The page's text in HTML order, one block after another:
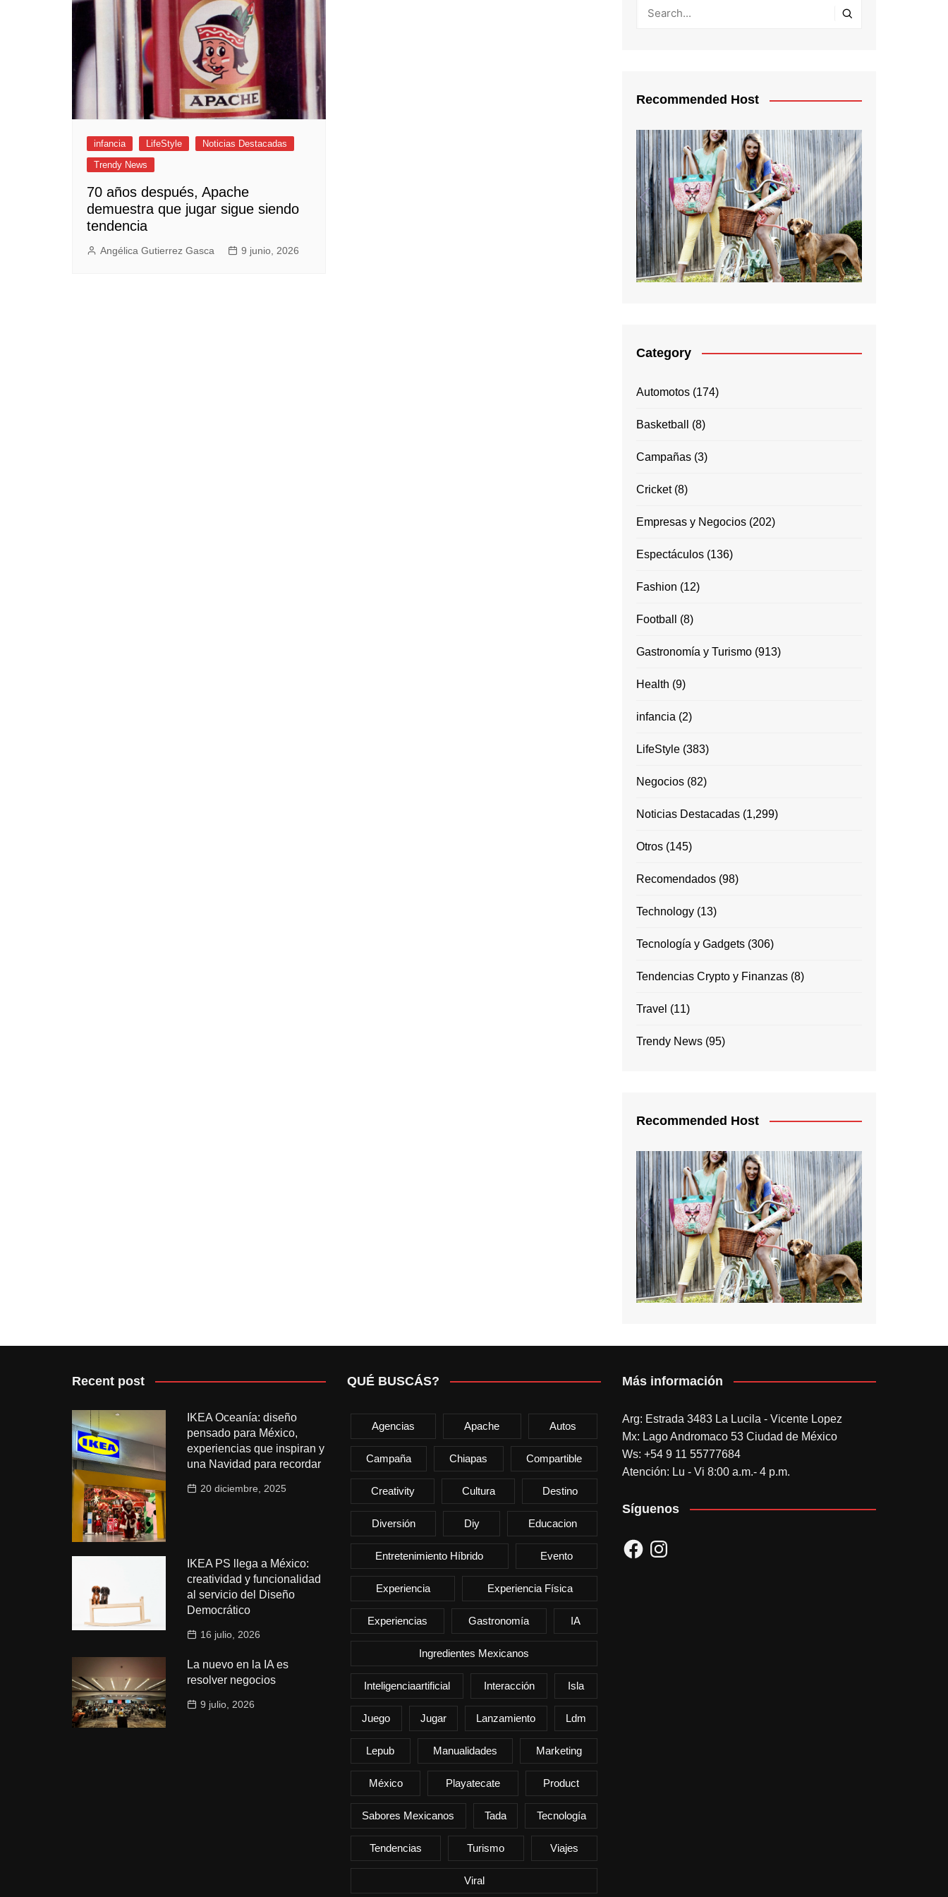
Empresas y Negocios
Automotos
Espectáculos
Trendy News
LifeStyle
Negocios
infancia LifeStyle
Noticias Destacadas
Trendy News
70 años después, Apache
demuestra que jugar sigue siendo
tendencia
Angélica Gutierrez Gasca 9 junio, 2026
Recommended Host
Category
Automotos (174)
Basketball (8)
Campañas (3)
Cricket(8)
Empresas y Negocios (202)
Espectáculos (136)
Fashion (12)
Football (8)
Gastronomía y Turismo (913)
Health (9)
infancia (2)
LifeStyle (383)
Negocios (82)
Noticias Destacadas (1,299)
Otros (145)
Recomendados (98)
Technology (13)
Tecnología y Gadgets (306)
Tendencias Crypto y Finanzas (8)
Travel (11)
Trendy News (95)
Recommended Host
Recent post
IKEA Oceanía: diseño
pensado para México,
experiencias que inspiran y
una Navidad para recordar
20 diciembre, 2025
IKEA PS llega a México:
creatividad y funcionalidad
al servicio del Diseño
Democrático
16 julio, 2026
La nuevo en la IA es
resolver negocios
9 julio, 2026
QUÉ BUSCÁS?
Agencias Apache Autos
Campaña Chiapas Compartible
Creativity Cultura Destino
Diversión Diy Educacion
Entretenimiento Híbrido Evento
Experiencia Experiencia Física
Experiencias Gastronomía IA
Ingredientes Mexicanos
Inteligenciaartificial Interacción Isla
Juego Jugar Lanzamiento Ldm
Lepub Manualidades Marketing
México Playatecate Product
Sabores Mexicanos Tada Tecnología
Tendencias Turismo Viajes
Viral
Más información
Arg: Estrada 3483 La Lucila - Vicente Lopez
Mx: Lago Andromaco 53 Ciudad de México
Ws: +54 9 11 55777684
Atención: Lu - Vi 8:00 a.m.- 4 p.m.
Síguenos
FacebookInstagram